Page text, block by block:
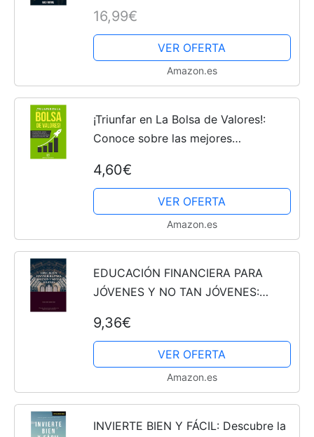
Riesgos para Establecer las Bases y
Construir una...
16,99€
VER OFERTA
Amazon.es
¡Triunfar en La Bolsa de Valores!:
Conoce sobre las mejores
concentradas con rendimientos
esperados de entre 9% a 20%.
4,60€
VER OFERTA
Amazon.es
EDUCACIÓN FINANCIERA PARA
JÓVENES Y NO TAN JÓVENES:
como mejorar tu propia economía
9,36€
VER OFERTA
Amazon.es
INVIERTE BIEN Y FÁCIL: Descubre la